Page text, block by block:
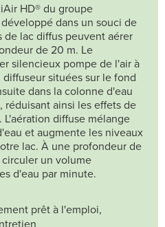
HD® du groupe
dans un souci de
de lac diffus peuvent aérer
de 20 m. Le
silencieux pompe de l'air à
situées sur le fond
dans la colonne d'eau
ainsi les effets de
diffuse mélange
et augmente les niveaux
lac. À une profondeur de
un volume
d'eau par minute.
prêt à l'emploi,